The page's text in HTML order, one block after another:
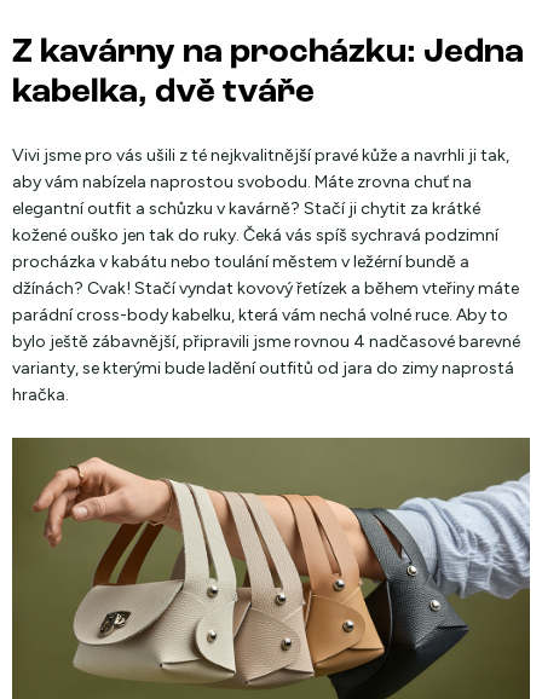
Z kavárny na procházku: Jedna
kabelka, dvě tváře
Vivi jsme pro vás ušili z té nejkvalitnější pravé kůže a navrhli ji tak,
aby vám nabízela naprostou svobodu. Máte zrovna chuť na
elegantní outfit a schůzku v kavárně? Stačí ji chytit za krátké
kožené ouško jen tak do ruky. Čeká vás spíš sychravá podzimní
procházka v kabátu nebo toulání městem v ležérní bundě a
džínách? Cvak! Stačí vyndat kovový řetízek a během vteřiny máte
parádní cross-body kabelku, která vám nechá volné ruce. Aby to
bylo ještě zábavnější, připravili jsme rovnou 4 nadčasové barevné
varianty, se kterými bude ladění outfitů od jara do zimy naprostá
hračka.